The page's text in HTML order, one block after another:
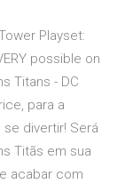
Playset:
possible on
Titans - DC
para a
divertir! Será
Titãs em sua
acabar com